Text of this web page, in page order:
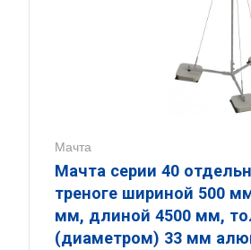
Мачта
Мачта серии 40
треноге шириной 500 мм, высотой 500
мм, длиной 4500 мм,
(диаметром) 33 мм